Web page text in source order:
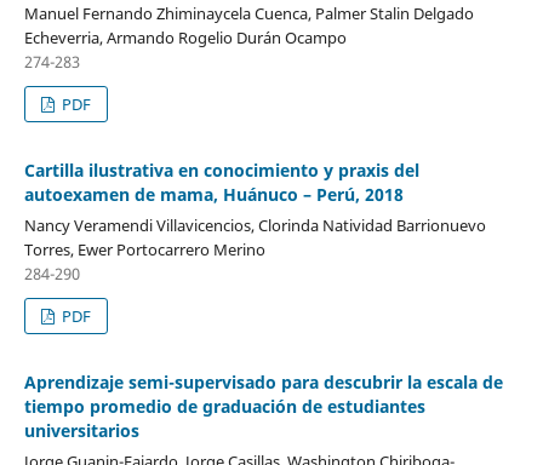
Manuel Fernando Zhiminaycela Cuenca, Palmer Stalin Delgado
Echeverria, Armando Rogelio Durán Ocampo
274-283
PDF
Cartilla ilustrativa en conocimiento y praxis del
autoexamen de mama, Huánuco – Perú, 2018
Nancy Veramendi Villavicencios, Clorinda Natividad Barrionuevo
Torres, Ewer Portocarrero Merino
284-290
PDF
Aprendizaje semi-supervisado para descubrir la escala de
tiempo promedio de graduación de estudiantes
universitarios